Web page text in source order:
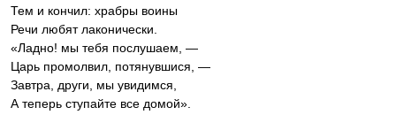
Тем и кончил: храбры воины
Речи любят лаконически.
«Ладно! мы тебя послушаем, —
Царь промолвил, потянувшися, —
Завтра, други, мы увидимся,
А теперь ступайте все домой».